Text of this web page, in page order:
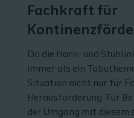
Fachkraft für
Da die Harn- und
immer als ein
Situation nicht nur für
Herausforderung. Für
der Umgang mit diesem